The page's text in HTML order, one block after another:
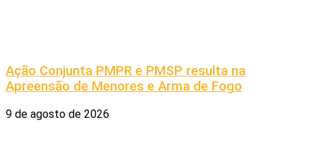
Ação Conjunta PMPR e PMSP resulta na
Apreensão de Menores e Arma de Fogo
9 de agosto de 2026